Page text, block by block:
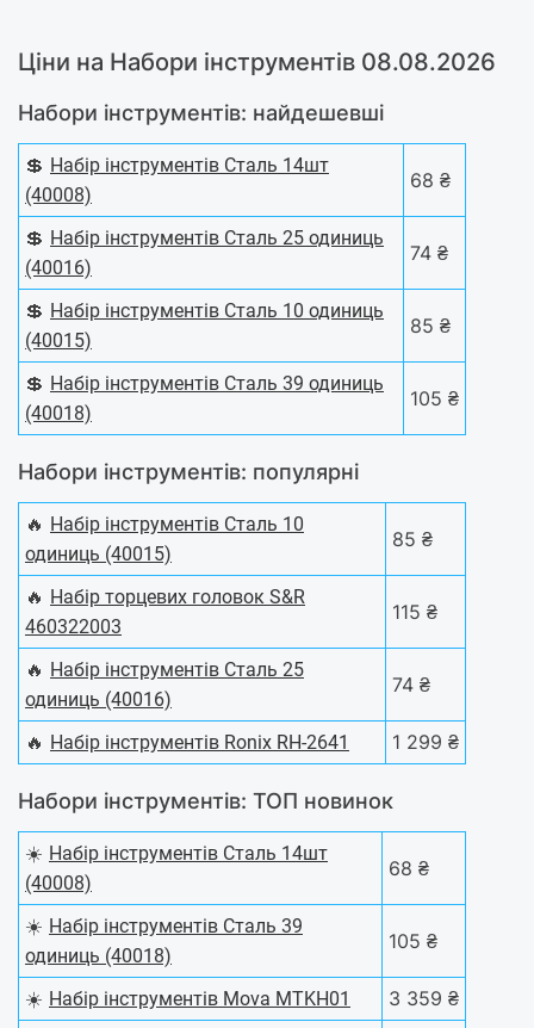
Ціни на Набори інструментів 08.08.2026
Набори інструментів: найдешевші
💲 Набір інструментів Сталь 14шт
(40008)
68 ₴
💲 Набiр iнструментiв Сталь 25 одиниць
(40016)
74 ₴
💲 Набiр iнструментiв Сталь 10 одиниць
(40015)
85 ₴
💲 Набiр iнструментiв Сталь 39 одиниць
(40018)
105 ₴
Набори інструментів: популярні
🔥 Набiр iнструментiв Сталь 10
одиниць (40015)
85 ₴
🔥 Набір торцевих головок S&R
460322003
115 ₴
🔥 Набiр iнструментiв Сталь 25
одиниць (40016)
74 ₴
🔥 Набiр інструментів Ronix RH-2641 1 299 ₴
Набори інструментів: ТОП новинок
☀️ Набір інструментів Сталь 14шт
(40008)
68 ₴
☀️ Набiр iнструментiв Сталь 39
одиниць (40018)
105 ₴
☀️ Набір інструментів Mova MTKH01
3 359 ₴